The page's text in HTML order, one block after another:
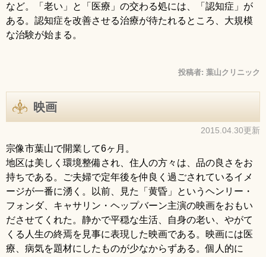
など。「老い」と「医療」の交わる処には、「認知症」が
ある。認知症を改善させる治療が待たれるところ、大規模
な治験が始まる 。
投稿者: 葉山クリニック
映画
2015.04.30更新
宗像市葉山で開業して6ヶ月。
地区は美しく環境整備され、住人の方々は、品の良さをお
持ちである。
ご夫婦で定年後を仲良く過ごされているイメ
ージが一番に湧く。以前、見た「 黄昏」というヘンリー・
フォンダ、キャサリン・ヘップバーン主演の映画をおもい
ださせてくれた。静かで平穏な生活、自身の老い、やがて
くる人生の終焉を見事に表現した映画である。映画には医
療、病気を題材にしたものが少なからずある。個人的に